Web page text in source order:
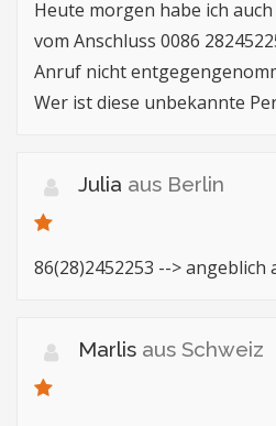
Heute morgen habe ich
vom Anschluss 0086
Anruf nicht
Wer ist diese unbekannte
Julia aus Berlin
86(28)2452253 --> angeblich
Marlis aus Schweiz